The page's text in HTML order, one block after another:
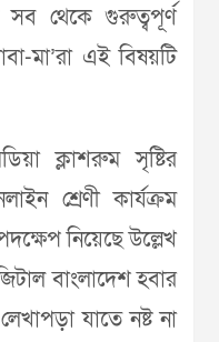
সব থেকে গুরুত্বপূর্ণ
মা’রা এই বিষয়টি
ক্লাশরুম সৃষ্টির
শ্রেণী কার্যক্রম
নিয়েছে উল্লেখ
বাংলাদেশ হবার
যাতে নষ্ট না